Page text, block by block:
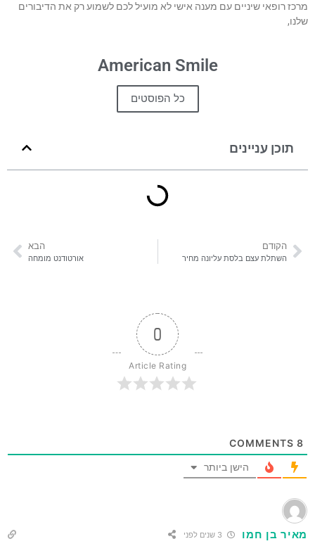
מרכז רופאי שיניים עם מענה אישי לא מועיל לכם לשמוע רק את הדיבורים
שלנו,
American Smile
כל הפוסטים
תוכן עניינים
הקודם
השתלת עצם בלסת עליונה מחיר
הבא
אורטודנט מומחה
0
Article Rating
8
הישן ביותר
מאיר בן חמו